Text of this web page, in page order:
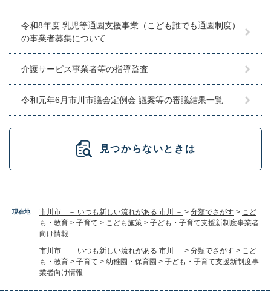
現在地 市川市 － いつも新しい流れがある 市川 － > 分類でさがす > こど
も・教育 > 子育て > こども施策 > 子ども・子育て支援新制度事業者
向け情報
市川市 － いつも新しい流れがある 市川 － > 分類でさがす > こど
も・教育 > 子育て > 幼稚園・保育園 > 子ども・子育て支援新制度事
業者向け情報
令和8年度 乳児等通園支援事業（こども誰でも通園制度）
の事業者募集について
介護サービス事業者等の指導監査
令和元年6月市川市議会定例会 議案等の審議結果一覧
見つからないときは